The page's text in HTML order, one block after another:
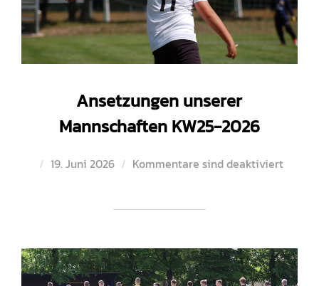
Ansetzungen unserer
Mannschaften KW25-2026
Veröffentlicht
19. Juni 2026 Kommentare sind deaktiviert